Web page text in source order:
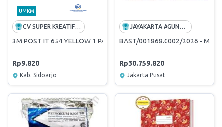
UMKM
CV SUPER KREATIF ABADI
3M POST IT 654 YELLOW 1 PAD
Rp9.820
Kab. Sidoarjo
JAYAKARTA AGUNG OFFSET
BAST/001868.0002/2026 - Map
Rp30.759.820
Jakarta Pusat